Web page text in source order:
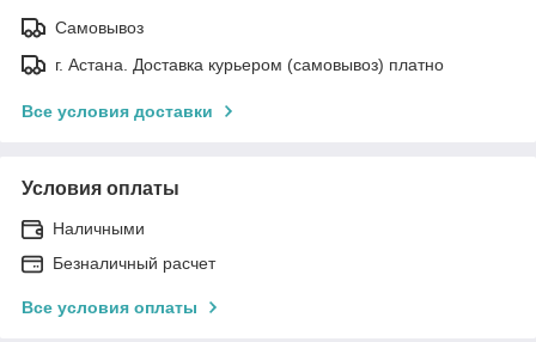
Самовывоз
г. Астана. Доставка курьером (самовывоз) платно
Все условия доставки
Условия оплаты
Наличными
Безналичный расчет
Все условия оплаты